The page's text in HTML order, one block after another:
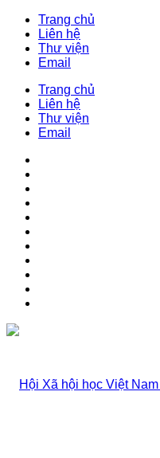
Trang chủ
Liên hệ
Thư viện
Email
Trang chủ
Liên hệ
Thư viện
Email